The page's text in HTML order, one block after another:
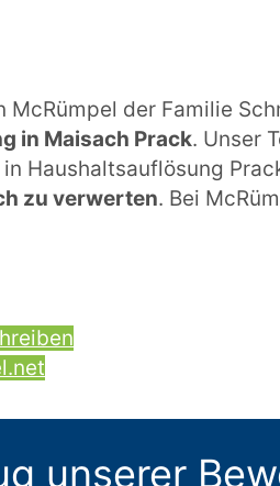
McRümpel der Familie
in Maisach Prack. Unser
Haushaltsauflösung
zu verwerten. Bei
unserer